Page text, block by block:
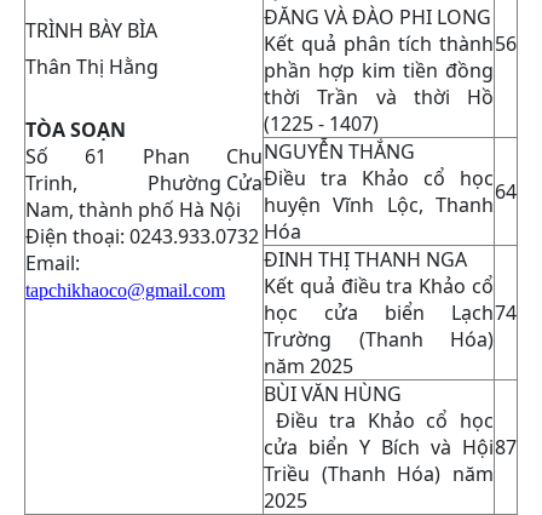
TRÌNH BÀY BÌA
Thân Thị Hằng
TÒA SOẠN
Số 61 Phan Chu
Trinh, Phường Cửa
Nam, thành phố Hà Nội
Điện thoại: 0243.933.0732
Email:
tapchikhaoco@gmail.com
ĐĂNG VÀ ĐÀO PHI LONG
Kết quả phân tích thành
phần hợp kim tiền đồng
thời Trần và thời Hồ
(1225 - 1407)
56
NGUYỄN THẮNG
Điều tra Khảo cổ học
huyện Vĩnh Lộc, Thanh
Hóa
64
ĐINH THỊ THANH NGA
Kết quả điều tra Khảo cổ
học cửa biển Lạch
Trường (Thanh Hóa)
năm 2025
74
BÙI VĂN HÙNG
Điều tra Khảo cổ học
cửa biển Y Bích và Hội
Triều (Thanh Hóa) năm
2025
87